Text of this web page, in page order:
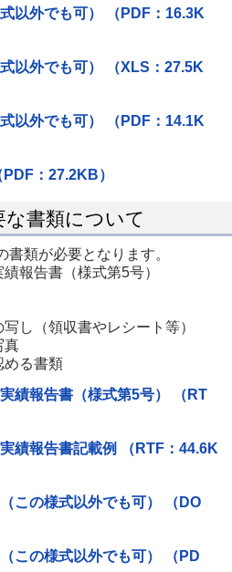
以外でも可） （PDF：16.3K
以外でも可） （XLS：27.5K
以外でも可） （PDF：14.1K
：27.2KB）
書類について
類が必要となります。
報告書（様式第5号）
し（領収書やレシート等）
真
める書類
績報告書（様式第5号） （RT
績報告書記載例 （RTF：44.6K
この様式以外でも可） （DO
この様式以外でも可） （PD